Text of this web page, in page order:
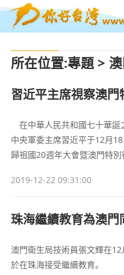
所在位置:專題>
習近平主席視察澳
在中華人民共和國七十華誕
中央軍委主席習近平于12月
歸祖國20週年大會暨澳門特
2019-12-22 09:31:00
珠海繼續教育為澳
澳門衛生局技術員張文輝在
於在珠海接受繼續教育。